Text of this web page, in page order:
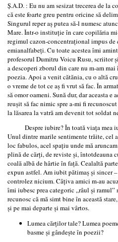
Ş.A.D. : Eu nu am sesizat trecerea de la
că este foarte greu pentru oricine să
Singurul reper aş putea să-l numesc
Mare. Într-o instituţie în care copilăria
regimul cazon-concentraţional impus
emianalfabeţi. Cu toate acestea îmi
profesorul Dumitru Voicu Rusu, scriitor
a descoperi zborul din care nu m-am
poezia. Apoi a venit cătănia, cu o altă
o vreme de tot ce aş fi vrut să fac. În
să omor oameni. Sună dur, dar aceasta e
reuşit să fac nimic spre a-mi fi
la lăsarea la vatră am devenit tot soldat
Despre iubire? În toată viaţa mea
Unul dintre marile sentimente trăite, cel
loc fabulos, acel spaţiu unde mă
plină de cărţi, de reviste şi, întotdeauna
coală albă de hârtie în faţă. Cealaltă
expun astfel. Am iubit pătimaş şi sincer
controlez nicium. Câţiva amici m-au
îmi iubesc prea categoric „râul şi ramul”
recunosc că mă simt bine în această
şi pe mai departe şi mai vârtos.
Lumea cărţilor tale? Lumea
basme şi gândeşte în poezii?